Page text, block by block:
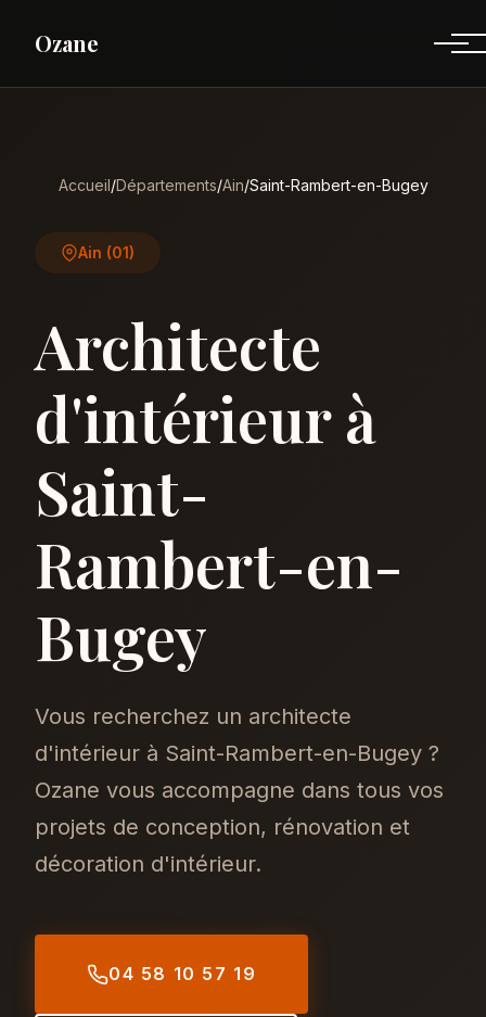
Ozane
Accueil/Départements/Ain/Saint-Rambert-en-Bugey
Ain (01)
Architecte
d'intérieur à
Saint-
Rambert-en-
Bugey
Vous recherchez un architecte
d'intérieur à Saint-Rambert-en-Bugey ?
Ozane vous accompagne dans tous vos
projets de conception, rénovation et
décoration d'intérieur.
04 58 10 57 19